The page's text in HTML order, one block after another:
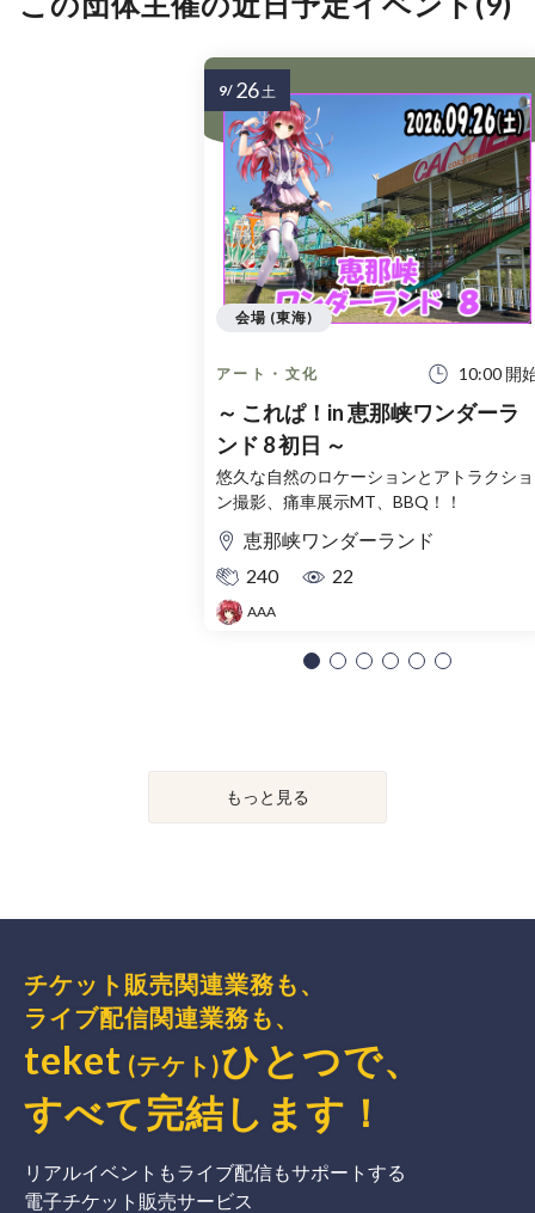
アート・文化 10:00 開
～ これぱ！in 恵那峡ワンダーラ
ンド 8 初日 ～
悠久な自然のロケーションとアトラクショ
ン撮影、痛車展示MT、BBQ！！
恵那峡ワンダーランド
240
22
AAA
会場 (東海)
9/ 26土
もっと見る
チケット販売関連業務も、
ライブ配信関連業務も、
teket (テケト)ひとつで、
すべて完結 します ！
リアルイベントもライブ配信もサポートする
電子チケット販売サービス